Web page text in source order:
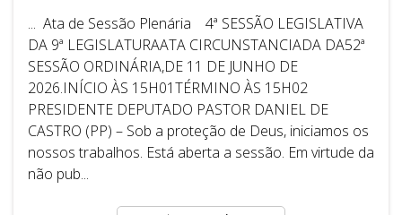
... Ata de Sessão Plenária 4ª SESSÃO LEGISLATIVA
DA 9ª LEGISLATURAATA CIRCUNSTANCIADA DA52ª
SESSÃO ORDINÁRIA,DE 11 DE JUNHO DE
2026.INÍCIO ÀS 15H01TÉRMINO ÀS 15H02
PRESIDENTE DEPUTADO PASTOR DANIEL DE
CASTRO (PP) – Sob a proteção de Deus, iniciamos os
nossos trabalhos. Está aberta a sessão. Em virtude da
não pub...